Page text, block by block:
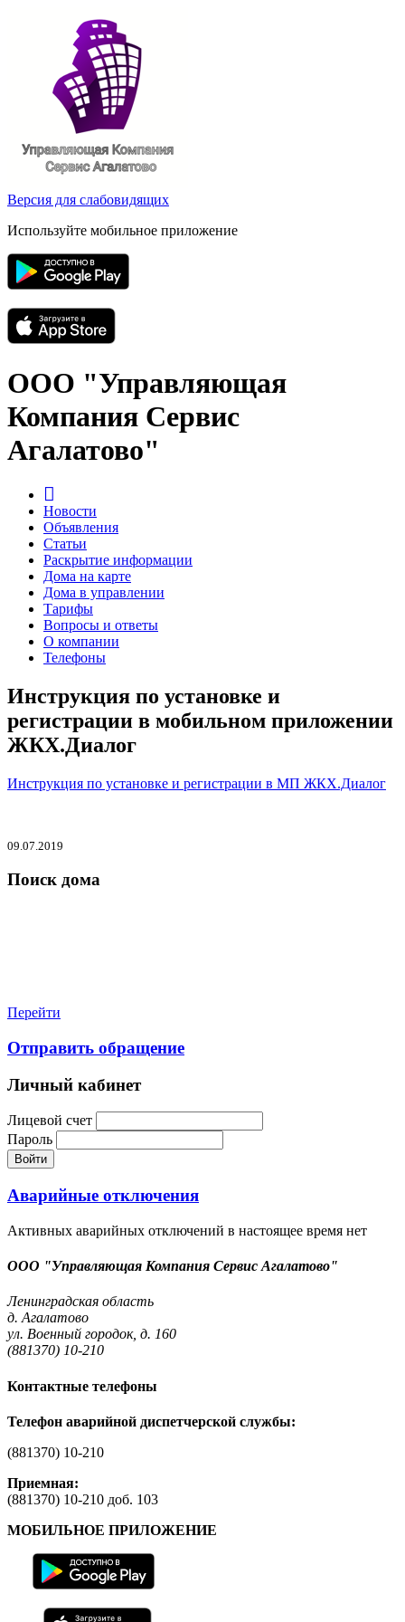
Версия для слабовидящих
Используйте мобильное приложение
ООО "Управляющая
Компания Сервис
Агалатово"
Новости
Объявления
Статьи
Раскрытие информации
Дома на карте
Дома в управлении
Тарифы
Вопросы и ответы
О компании
Телефоны
Инструкция по установке и
регистрации в мобильном приложении
ЖКХ.Диалог
Инструкция по установке и регистрации в МП ЖКХ.Диалог
09.07.2019
Поиск дома
Перейти
Отправить обращение
Личный кабинет
Лицевой счет
Пароль
Войти
Аварийные отключения
Активных аварийных отключений в настоящее время нет
ООО "Управляющая Компания Сервис Агалатово"
Ленинградская область
д. Агалатово
ул. Военный городок, д. 160
(881370) 10-210
Контактные телефоны
Телефон аварийной диспетчерской службы:
(881370) 10-210
Приемная:
(881370) 10-210 доб. 103
МОБИЛЬНОЕ ПРИЛОЖЕНИЕ